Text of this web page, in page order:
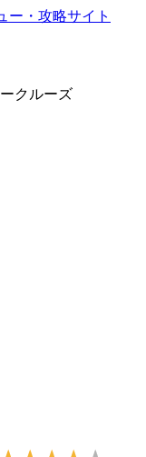
クルーズ